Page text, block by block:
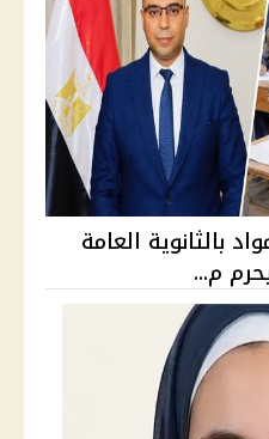
الراسب في 3 مواد بالثانوية العامة
م...